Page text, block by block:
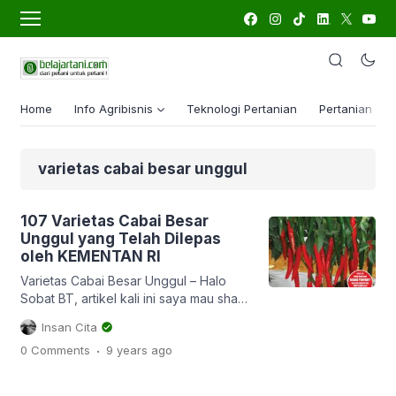
Home Info Agribisnis Teknologi Pertanian Pertanian
varietas cabai besar unggul
107 Varietas Cabai Besar
Unggul yang Telah Dilepas
oleh KEMENTAN RI
Varietas Cabai Besar Unggul – Halo
Sobat BT, artikel kali ini saya mau share
tentang 107 Varietas Cabai Besar
Unggul yang Telah Dilepas oleh
KEMENTAN RI. Sebelumnya sudah saya
Insan Cita
0 Comments . 9 years ago